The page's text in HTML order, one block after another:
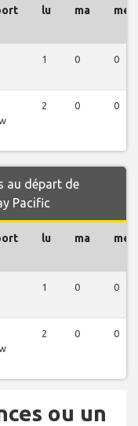
lu ma me
1 0 0
2 0 0
au départ de
Pacific
lu ma me
1 0 0
2 0 0
ou un